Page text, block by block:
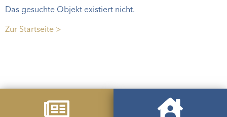
Das gesuchte Objekt existiert nicht.
Zur Startseite >